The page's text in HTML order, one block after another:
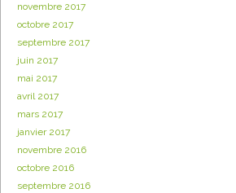
novembre 2017
octobre 2017
septembre 2017
juin 2017
mai 2017
avril 2017
mars 2017
janvier 2017
novembre 2016
octobre 2016
septembre 2016